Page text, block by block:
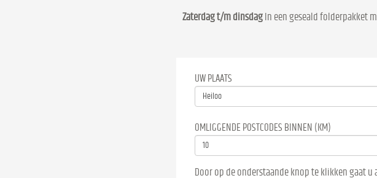
Zaterdag t/m dinsdag In een geseald folderpakket
UW PLAATS
OMLIGGENDE POSTCODES BINNEN (KM)
Door op de onderstaande knop te klikken gaat u